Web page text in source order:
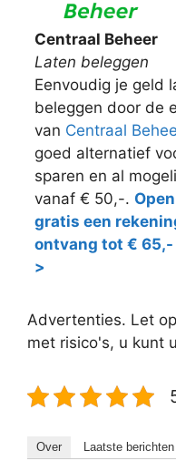
Centraal Beheer
Laten beleggen
Eenvoudig je geld
beleggen door de
van Centraal
goed alternatief
sparen en al
vanaf € 50,-.
gratis een
ontvang tot € 65,-
>
Advertenties. Let
met risico's, u kunt
Over Laatste berichten